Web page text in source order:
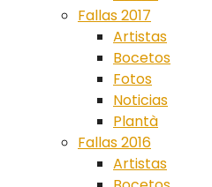
Fallas 2017
Artistas
Bocetos
Fotos
Noticias
Plantà
Fallas 2016
Artistas